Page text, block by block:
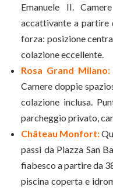
Emanuele II.
accattivante a partire
forza: posizione
colazione eccellente.
Rosa Grand Milano:
Camere doppie
colazione inclusa.
parcheggio privato,
Château Monfort:
passi da Piazza San
fiabesco a partire da
piscina coperta e